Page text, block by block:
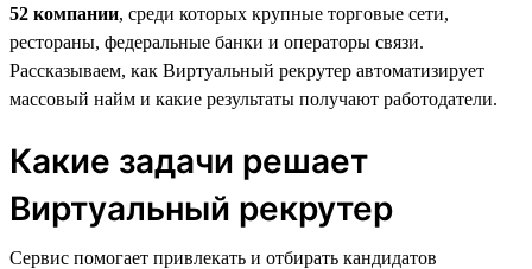
52 компании, среди которых крупные торговые сети,
рестораны, федеральные банки и операторы связи.
Рассказываем, как Виртуальный рекрутер автоматизирует
массовый найм и какие результаты получают работодатели.
Какие задачи решает
Виртуальный рекрутер
Сервис помогает привлекать и отбирать кандидатов